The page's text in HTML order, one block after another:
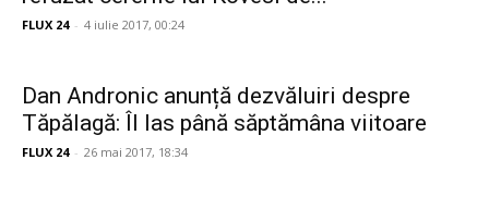
FLUX 24 - 4 iulie 2017, 00:24
Dan Andronic anunță dezvăluiri despre
Tăpălagă: Îl las până săptămâna viitoare
FLUX 24 - 26 mai 2017, 18:34